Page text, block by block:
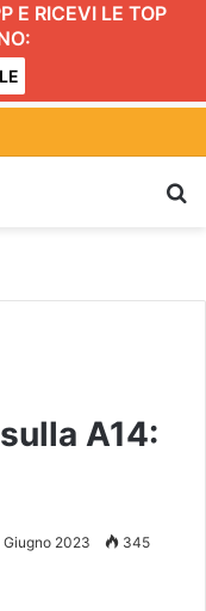
E RICEVI LE TOP
A14:
Giugno 2023 345